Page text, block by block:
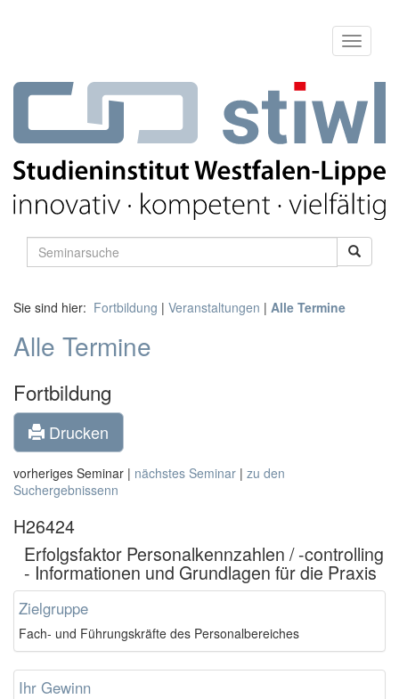
Sie sind hier: Fortbildung | Veranstaltungen | Alle Termine
Alle Termine
Fortbildung
Drucken
vorheriges Seminar | nächstes Seminar | zu den
Suchergebnissenn
H26424
Erfolgsfaktor Personalkennzahlen / -controlling
- Informationen und Grundlagen für die Praxis
Zielgruppe
Fach- und Führungskräfte des Personalbereiches
Ihr Gewinn